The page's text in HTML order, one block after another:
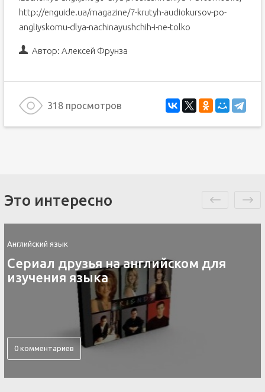
http://enguide.ua/magazine/7-krutyh-audiokursov-po-
angliyskomu-dlya-nachinayushchih-i-ne-tolko
Автор: Алексей Фрунза
318 просмотров
Это интересно
Английский язык
Контакты скайп для изучения
английского языка
0 комментариев